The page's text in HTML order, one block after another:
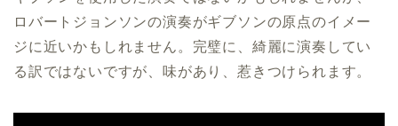
ロバートジョンソンの演奏がギブソンの原点のイメー
ジに近いかもしれません。完璧に、綺麗に演奏してい
る訳ではないですが、味があり、惹きつけられます。